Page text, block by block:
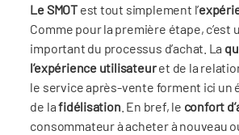
Le SMOTest tout simplement l’
Comme pour la première étape, c’est
important du processus d’achat. La
l’expérience utilisateuret de la
le service après-vente forment ici un
de lafidélisation . En bref, le confort
consommateur à acheter à nouveau